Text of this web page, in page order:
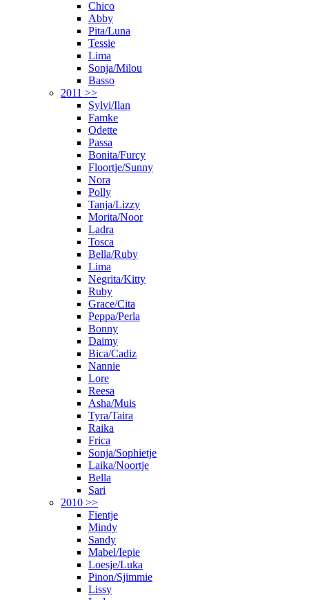
Chico
Abby
Pita/Luna
Tessie
Lima
Sonja/Milou
Basso
2011 >>
Sylvi/Ilan
Famke
Odette
Passa
Bonita/Furcy
Floortje/Sunny
Nora
Polly
Tanja/Lizzy
Morita/Noor
Ladra
Tosca
Bella/Ruby
Lima
Negrita/Kitty
Ruby
Grace/Cita
Peppa/Perla
Bonny
Daimy
Bica/Cadiz
Nannie
Lore
Reesa
Asha/Muis
Tyra/Taira
Raika
Frica
Sonja/Sophietje
Laika/Noortje
Bella
Sari
2010 >>
Fientje
Mindy
Sandy
Mabel/Iepie
Loesje/Luka
Pinon/Sjimmie
Lissy